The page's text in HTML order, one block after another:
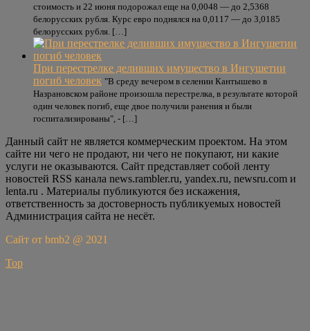
стоимость и 22 июня подорожал еще на 0,0048 — до 2,5368
белорусских рубля. Курс евро поднялся на 0,0117 — до 3,0185
белорусских рубля. […]
При перестрелке деливших имущество в Ингушетии
погиб человек "В среду вечером в селении Кантышево в
Назрановском районе произошла перестрелка, в результате которой
один человек погиб, еще двое получили ранения и были
госпитализированы", - […]
Данный сайт не является коммерческим проектом. На этом
сайте ни чего не продают, ни чего не покупают, ни какие
услуги не оказываются. Сайт представляет собой ленту
новостей RSS канала news.rambler.ru, yandex.ru, newsru.com и
lenta.ru . Материалы публикуются без искажения,
ответственность за достоверность публикуемых новостей
Администрация сайта не несёт.
Сайт от bmb2 @ 2021
Top